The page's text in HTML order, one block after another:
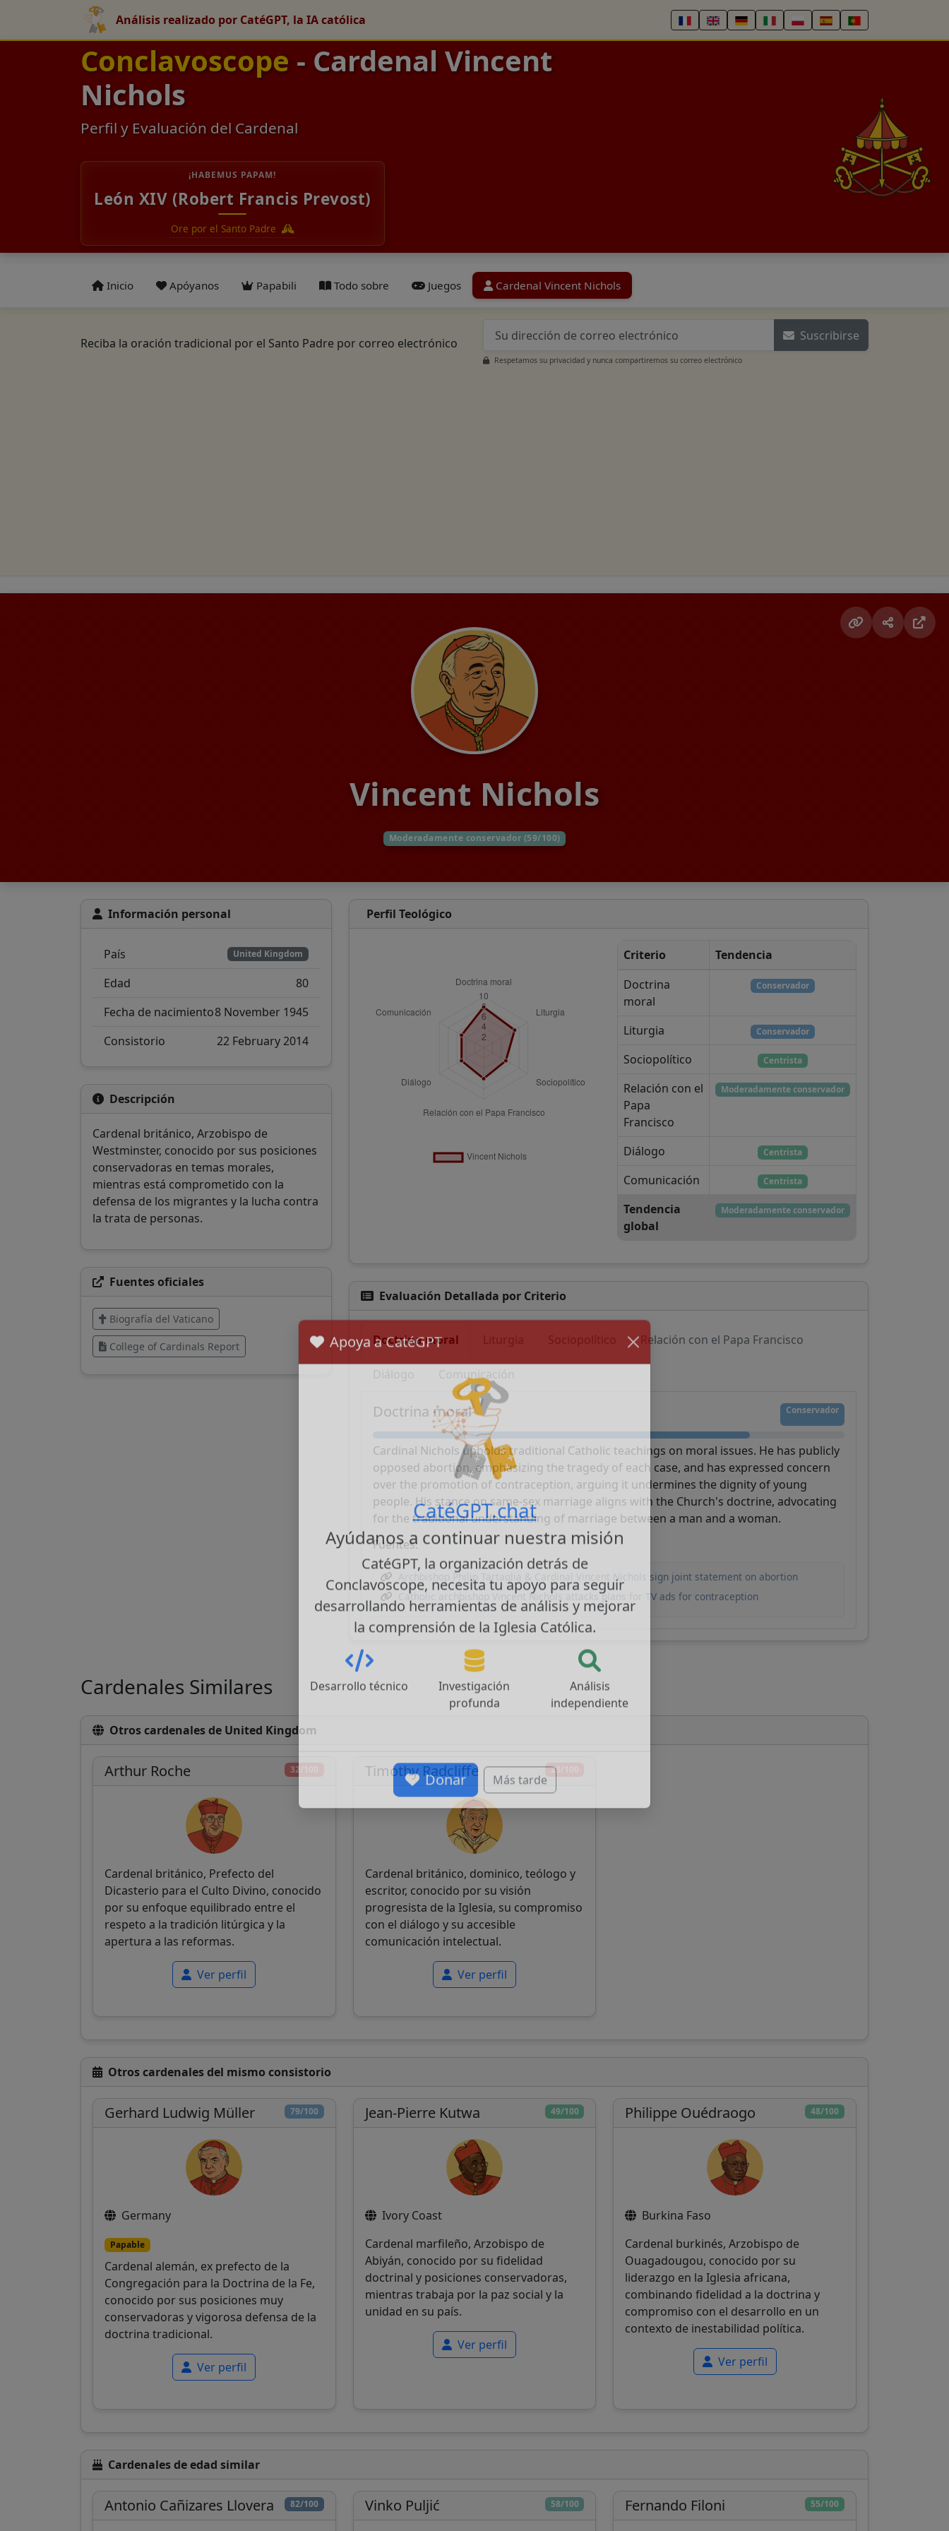
Análisis realizado por CatéGPT, la IA católica
Conclavoscope - Cardenal Vincent
Nichols
Perfil y Evaluación del Cardenal
¡HABEMUS PAPAM!
León XIV (Robert Francis Prevost)
Ore por el Santo Padre
Inicio Apóyanos Papabili Todo sobre Juegos Cardenal Vincent Nichols
Reciba la oración tradicional por el Santo Padre por correo electrónico Suscribirse
Respetamos su privacidad y nunca compartiremos su correo electrónico
Vincent Nichols
Moderadamente conservador (59/100)
Información personal
País United Kingdom
Edad
80
Fecha de nacimiento8 November 1945
Consistorio
22 February 2014
Descripción
Cardenal británico, Arzobispo de
Westminster, conocido por sus posiciones
conservadoras en temas morales,
mientras está comprometido con la
defensa de los migrantes y la lucha contra
la trata de personas.
Fuentes oficiales
Biografía del Vaticano
College of Cardinals Report
Perfil Teológico
Criterio
Tendencia
Doctrina
moral
Conservador
Liturgia Conservador
Sociopolítico Centrista
Relación con el
Papa
Francisco
Moderadamente conservador
Diálogo Centrista
Comunicación Centrista
Tendencia
global
Moderadamente conservador
Evaluación Detallada por Criterio
Doctrina moral Liturgia Sociopolítico Relación con el Papa Francisco
Diálogo Comunicación
Doctrina moral Conservador
Cardinal Nichols upholds traditional Catholic teachings on moral issues. He has publicly
opposed abortion, emphasizing the tragedy of each case, and has expressed concern
over the promotion of contraception, arguing it undermines the dignity of young
people. His stance on same-sex marriage aligns with the Church's doctrine, advocating
for the traditional understanding of marriage between a man and a woman.
Fuentes:
Archbishop Philip Tartaglia & Cardinal Vincent Nichols sign joint statement on abortion
Catholic archbishop Vincent Nichols attacks plans for TV ads for contraception
Cardenales Similares
Otros cardenales de United Kingdom
32/100
Arthur Roche
Cardenal británico, Prefecto del
Dicasterio para el Culto Divino, conocido
por su enfoque equilibrado entre el
respeto a la tradición litúrgica y la
apertura a las reformas.
Ver perfil
23/100
Timothy Radcliffe
Cardenal británico, dominico, teólogo y
escritor, conocido por su visión
progresista de la Iglesia, su compromiso
con el diálogo y su accesible
comunicación intelectual.
Ver perfil
Otros cardenales del mismo consistorio
79/100
Gerhard Ludwig Müller
Germany
Papable
Cardenal alemán, ex prefecto de la
Congregación para la Doctrina de la Fe,
conocido por sus posiciones muy
conservadoras y vigorosa defensa de la
doctrina tradicional.
Ver perfil
49/100
Jean-Pierre Kutwa
Ivory Coast
Cardenal marfileño, Arzobispo de
Abiyán, conocido por su fidelidad
doctrinal y posiciones conservadoras,
mientras trabaja por la paz social y la
unidad en su país.
Ver perfil
48/100
Philippe Ouédraogo
Burkina Faso
Cardenal burkinés, Arzobispo de
Ouagadougou, conocido por su
liderazgo en la Iglesia africana,
combinando fidelidad a la doctrina y
compromiso con el desarrollo en un
contexto de inestabilidad política.
Ver perfil
Cardenales de edad similar
82/100
Antonio Cañizares Llovera 58/100
Vinko Puljić 55/100
Fernando Filoni
Apoya a CatéGPT
CatéGPT.chat
Ayúdanos a continuar nuestra misión
CatéGPT, la organización detrás de
Conclavoscope, necesita tu apoyo para seguir
desarrollando herramientas de análisis y mejorar
la comprensión de la Iglesia Católica.
Investigación
Análisis
Donar Más tarde